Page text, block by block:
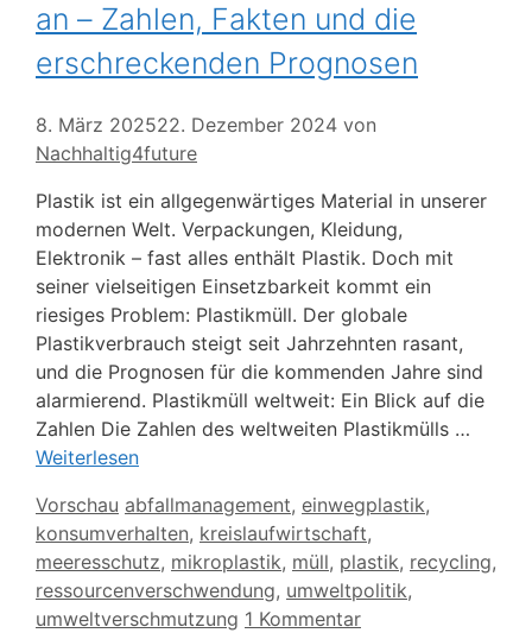
an – Zahlen, Fakten und die
erschreckenden Prognosen
8. März 202522. Dezember 2024 von
Nachhaltig4future
Plastik ist ein allgegenwärtiges Material in unserer
modernen Welt. Verpackungen, Kleidung,
Elektronik – fast alles enthält Plastik. Doch mit
seiner vielseitigen Einsetzbarkeit kommt ein
riesiges Problem: Plastikmüll. Der globale
Plastikverbrauch steigt seit Jahrzehnten rasant,
und die Prognosen für die kommenden Jahre sind
alarmierend. Plastikmüll weltweit: Ein Blick auf die
Zahlen Die Zahlen des weltweiten Plastikmülls …
Weiterlesen
Kategorien
Vorschau Schlagwörter
abfallmanagement, einwegplastik,
konsumverhalten, kreislaufwirtschaft,
meeresschutz, mikroplastik, müll, plastik, recycling,
ressourcenverschwendung, umweltpolitik,
umweltverschmutzung 1 Kommentar